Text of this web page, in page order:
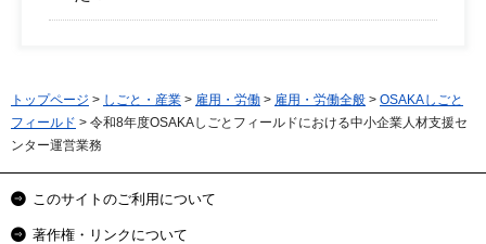
トップページ > しごと・産業 > 雇用・労働 > 雇用・労働全般 > OSAKAしごと
フィールド > 令和8年度OSAKAしごとフィールドにおける中小企業人材支援セ
ンター運営業務
このサイトのご利用について
著作権・リンクについて